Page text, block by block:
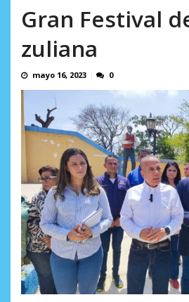
AGOSTO 6, 2026
Gran Festival
zuliana
mayo 16, 2023 0